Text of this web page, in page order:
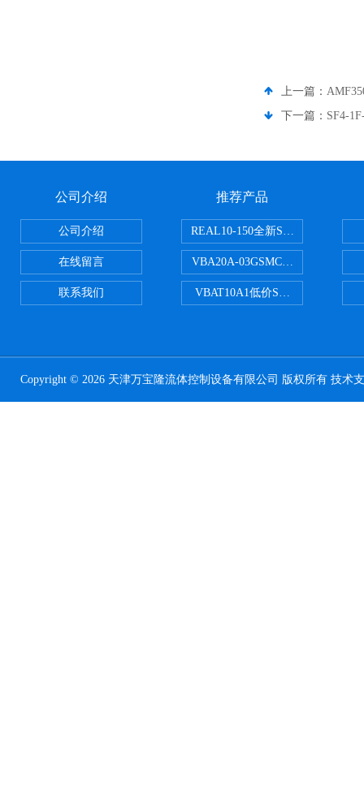
上一篇：
下一篇： SF4-
公司介绍
公司介绍
在线留言
联系我们
推荐产品
REAL10-150全新SMC正弦无杆缸
VBA20A-03GSMC增压阀VBA-
VBAT10A1低价SMC储气罐VBAT
Copyright © 2026 天津万宝隆流体控制设备有限公司 版权所有 技术